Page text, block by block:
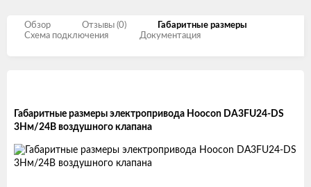
Обзор Отзывы (0)
Габаритные размеры
Схема подключения
Документация
Габаритные размеры электропривода Hoocon DA3FU24-DS
3Нм/24В воздушного клапана